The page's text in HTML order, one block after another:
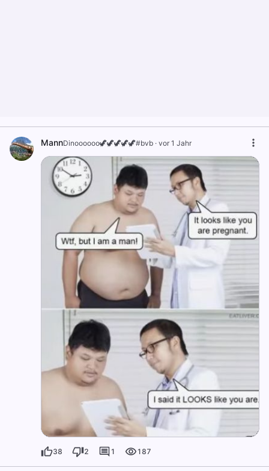
MannDinoooooo🦖🦖🦖🦖🦖#bvb · vor 1 Jahr
38 2 1 187